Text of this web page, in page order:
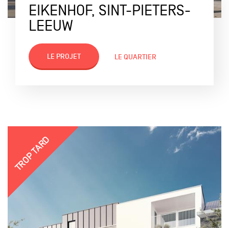
EIKENHOF, SINT-PIETERS-
LEEUW
LE PROJET LE QUARTIER
TROP TARD